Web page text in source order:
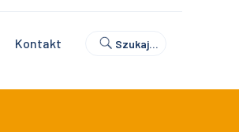
Szukaj…
Kontakt